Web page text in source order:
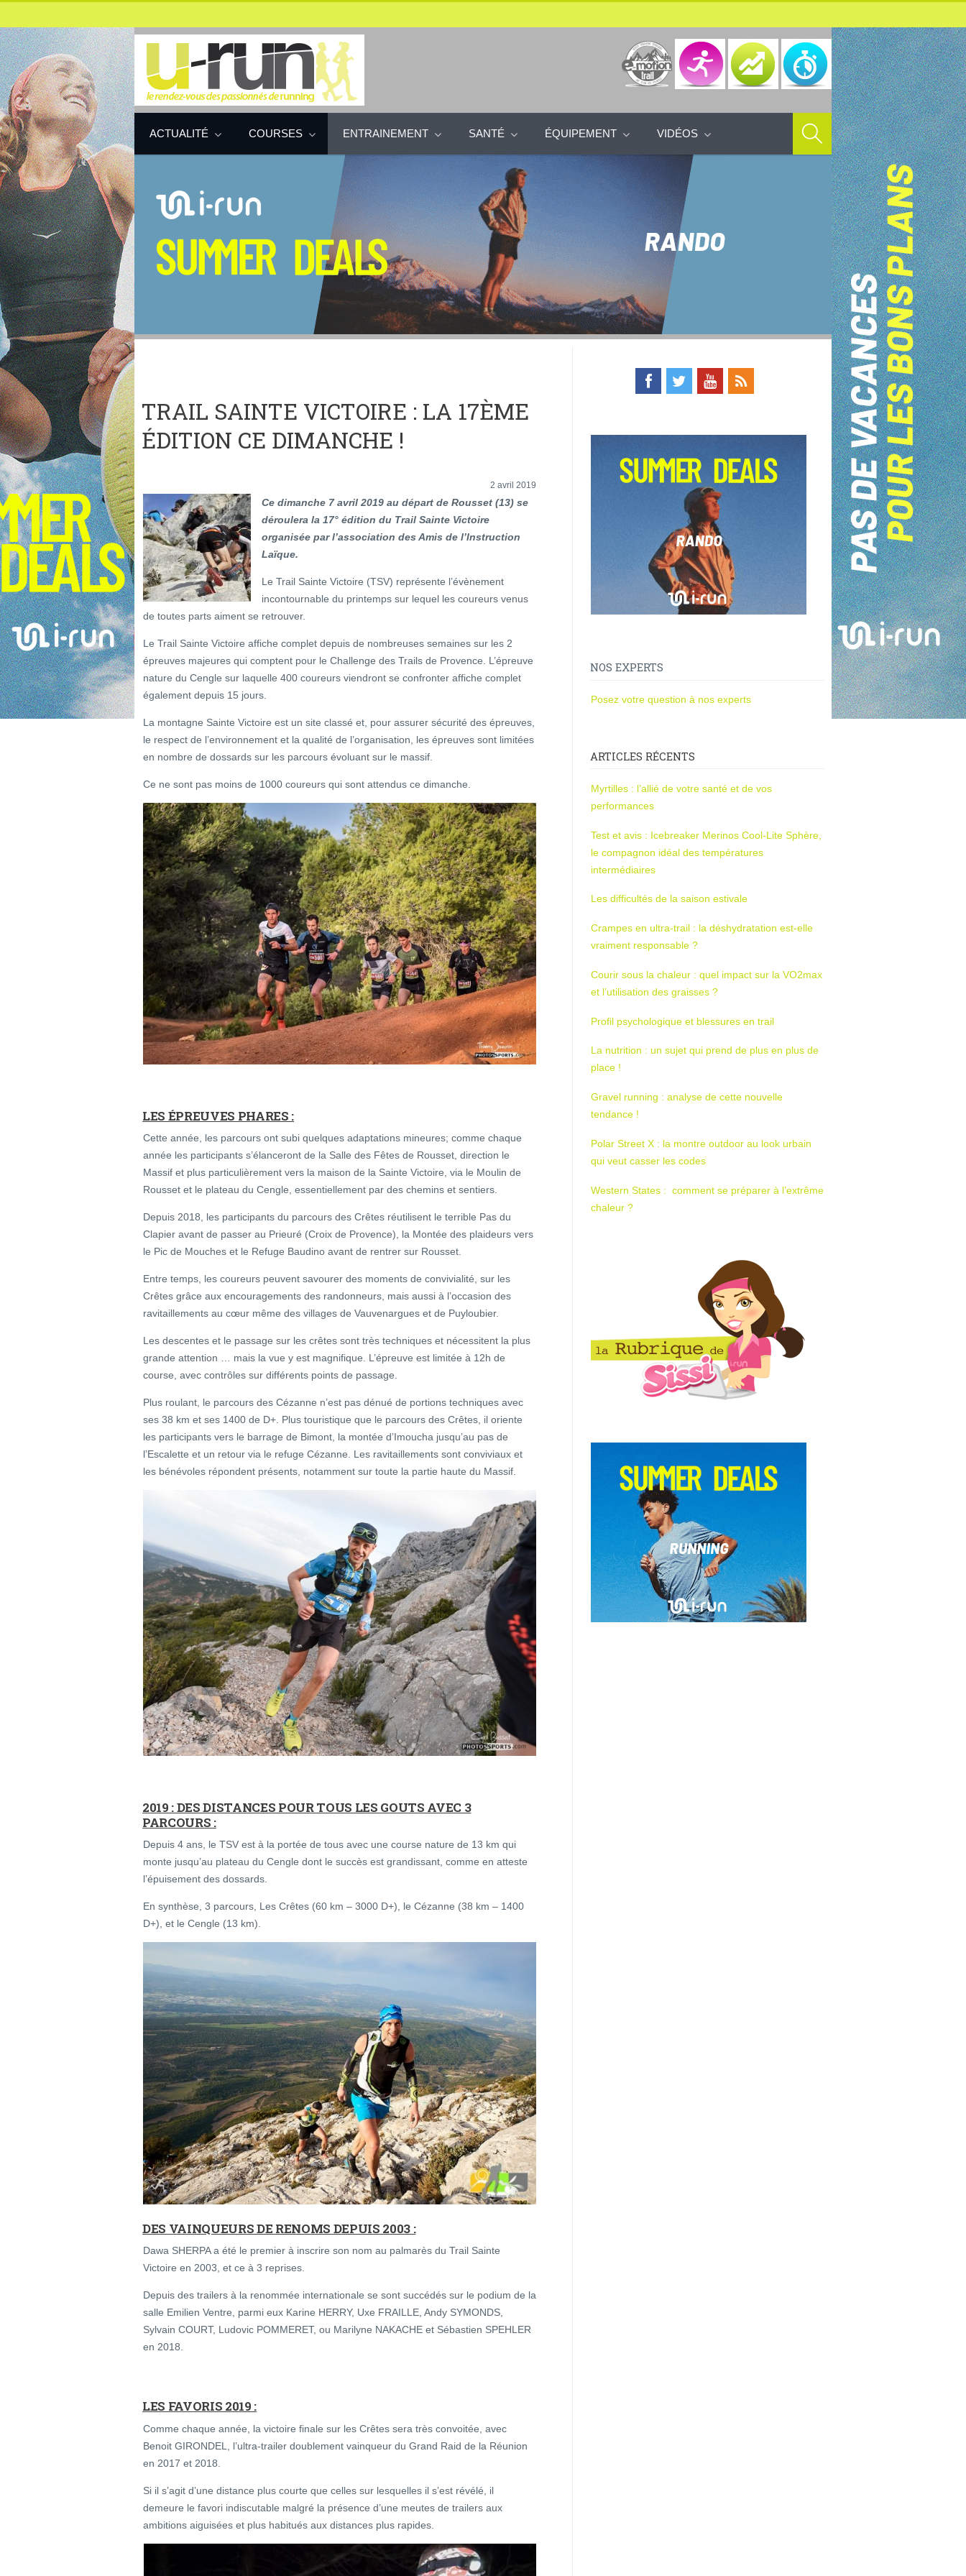
ACTUALITÉ COURSES ENTRAINEMENT SANTÉ ÉQUIPEMENT VIDÉOS
TRAIL SAINTE VICTOIRE : LA 17ÈME
ÉDITION CE DIMANCHE !
2 avril 2019
Ce dimanche 7 avril 2019 au départ de Rousset (13) se
déroulera la 17° édition du Trail Sainte Victoire
organisée par l’association des Amis de l’Instruction
Laïque.
Le Trail Sainte Victoire (TSV) représente l’évènement
incontournable du printemps sur lequel les coureurs venus
de toutes parts aiment se retrouver.
Le Trail Sainte Victoire affiche complet depuis de nombreuses semaines sur les 2
épreuves majeures qui comptent pour le Challenge des Trails de Provence. L’épreuve
nature du Cengle sur laquelle 400 coureurs viendront se confronter affiche complet
également depuis 15 jours.
La montagne Sainte Victoire est un site classé et, pour assurer sécurité des épreuves,
le respect de l’environnement et la qualité de l’organisation, les épreuves sont limitées
en nombre de dossards sur les parcours évoluant sur le massif.
Ce ne sont pas moins de 1000 coureurs qui sont attendus ce dimanche.
LES ÉPREUVES PHARES :
Cette année, les parcours ont subi quelques adaptations mineures; comme chaque
année les participants s’élanceront de la Salle des Fêtes de Rousset, direction le
Massif et plus particulièrement vers la maison de la Sainte Victoire, via le Moulin de
Rousset et le plateau du Cengle, essentiellement par des chemins et sentiers.
Depuis 2018, les participants du parcours des Crêtes réutilisent le terrible Pas du
Clapier avant de passer au Prieuré (Croix de Provence), la Montée des plaideurs vers
le Pic de Mouches et le Refuge Baudino avant de rentrer sur Rousset.
Entre temps, les coureurs peuvent savourer des moments de convivialité, sur les
Crêtes grâce aux encouragements des randonneurs, mais aussi à l’occasion des
ravitaillements au cœur même des villages de Vauvenargues et de Puyloubier.
Les descentes et le passage sur les crêtes sont très techniques et nécessitent la plus
grande attention … mais la vue y est magnifique. L’épreuve est limitée à 12h de
course, avec contrôles sur différents points de passage.
Plus roulant, le parcours des Cézanne n’est pas dénué de portions techniques avec
ses 38 km et ses 1400 de D+. Plus touristique que le parcours des Crêtes, il oriente
les participants vers le barrage de Bimont, la montée d’Imoucha jusqu’au pas de
l’Escalette et un retour via le refuge Cézanne. Les ravitaillements sont conviviaux et
les bénévoles répondent présents, notamment sur toute la partie haute du Massif.
2019 : DES DISTANCES POUR TOUS LES GOUTS AVEC 3
PARCOURS :
Depuis 4 ans, le TSV est à la portée de tous avec une course nature de 13 km qui
monte jusqu’au plateau du Cengle dont le succès est grandissant, comme en atteste
l’épuisement des dossards.
En synthèse, 3 parcours, Les Crêtes (60 km – 3000 D+), le Cézanne (38 km – 1400
D+), et le Cengle (13 km).
DES VAINQUEURS DE RENOMS DEPUIS 2003 :
Dawa SHERPA a été le premier à inscrire son nom au palmarès du Trail Sainte
Victoire en 2003, et ce à 3 reprises.
Depuis des trailers à la renommée internationale se sont succédés sur le podium de la
salle Emilien Ventre, parmi eux Karine HERRY, Uxe FRAILLE, Andy SYMONDS,
Sylvain COURT, Ludovic POMMERET, ou Marilyne NAKACHE et Sébastien SPEHLER
en 2018.
LES FAVORIS 2019 :
Comme chaque année, la victoire finale sur les Crêtes sera très convoitée, avec
Benoit GIRONDEL, l’ultra-trailer doublement vainqueur du Grand Raid de la Réunion
en 2017 et 2018.
Si il s’agit d’une distance plus courte que celles sur lesquelles il s’est révélé, il
demeure le favori indiscutable malgré la présence d’une meutes de trailers aux
ambitions aiguisées et plus habitués aux distances plus rapides.
NOS EXPERTS
Posez votre question à nos experts
ARTICLES RÉCENTS
Myrtilles : l’allié de votre santé et de vos
performances
Test et avis : Icebreaker Merinos Cool-Lite Sphère,
le compagnon idéal des températures
intermédiaires
Les difficultés de la saison estivale
Crampes en ultra-trail : la déshydratation est-elle
vraiment responsable ?
Courir sous la chaleur : quel impact sur la VO2max
et l’utilisation des graisses ?
Profil psychologique et blessures en trail
La nutrition : un sujet qui prend de plus en plus de
place !
Gravel running : analyse de cette nouvelle
tendance !
Polar Street X : la montre outdoor au look urbain
qui veut casser les codes
Western States : comment se préparer à l’extrême
chaleur ?